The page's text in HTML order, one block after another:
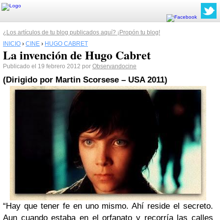
¿Los artículos de tu blog publicados aquí? ¡Propón tu blog!
INICIO › CINE › HUGO CABRET
La invención de Hugo Cabret
Publicado el 19 febrero 2012 por Observandocine
(Dirigido por Martin Scorsese – USA 2011)
“Hay que tener fe en uno mismo. Ahí reside el secreto.
Aun cuando estaba en el orfanato y recorría las calles